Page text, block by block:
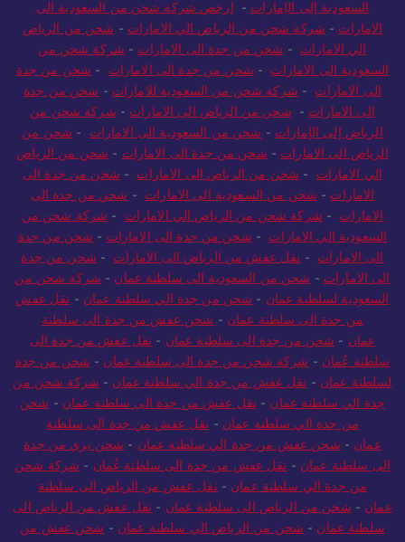
السعودية إلى الإمارات-ارخص شركة شحن من السعودية الى
الامارات- شركة شحن من الرياض الي الامارات-شحن من الرياض
الي الامارات-شحن من جدة الى الامارات-شركة شحن من
السعودية الى الامارات-شحن من جدة الى الامارات- شحن من جدة
الى الامارات-شركة شحن من السعودية للامارات -شحن من جدة
الى الامارات-شحن من الرياض الى الامارات-شركة شحن من
الرياض إلى الإمارات -شحن من السعودية الى الامارات-شحن من
الرياض الى الامارات-شحن من جدة الى الامارات- شحن من الرياض
الي الامارات-شحن من الرياض الى الامارات-شحن من جدة الى
الامارات-شحن من السعودية الى الامارات-شحن من جدة الى
الامارات-شركة شحن من الرياض الي الامارات- شركة شحن من
السعودية الي الامارات-شحن من جدة الى الامارات-شحن من جدة
الى الامارات-نقل عفش من الرياض الى الامارات-شحن من جدة
الى الامارات-شحن من السعودية الى سلطنة عمان -شركة شحن من
السعودية لسلطنة عمان -شحن من جدة الي سلطنة عمان -نقل عفش
من جدة الى سلطنة عمان -شحن عفش من جدة الى سلطنة
عمان -شحن من جدة الى سلطنة عمان -نقل عفش من جدة الى
سلطنة عُمان -شركة شحن من جدة الى سلطنة عمان -شحن من جدة
لسلطنة عمان -نقل عفش من جدة الي سلطنة عمان - شركة شحن من
جدة الي سلطنة عمان -نقل عفش من جدة الى سلطنة عمان -شحن
من جدة الي سلطنة عمان -نقل عفش من جدة الى سلطنة
عمان -شحن عفش من جدة الي سلطنة عمان -شحن بري من جدة
الى سلطنة عمان -نقل عفش من جدة الى سلطنة عُمان - شركة شحن
من جدة الي سلطنة عمان -نقل عفش من الرياض الى سلطنة
عمان -شحن من الرياض الى سلطنة عمان -نقل عفش من الرياض الى
سلطنة عمان -شحن من الرياض الي سلطنة عمان -شحن عفش من